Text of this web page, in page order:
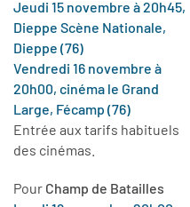
Jeudi 15 novembre à 20h45,
Dieppe Scène Nationale,
Dieppe (76)
Vendredi 16 novembre à
20h00, cinéma le Grand
Large, Fécamp (76)
Entrée aux tarifs habituels
des cinémas.
Pour Champ de Batailles